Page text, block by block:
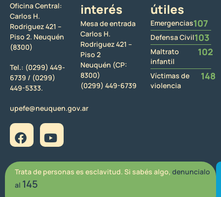
Oficina Central:
Carlos H.
Rodriguez 421 –
Piso 2. Neuquén
(8300)
Tel.: (0299) 449-
6739 / (0299)
449-5333.
upefe@neuquen.gov.ar
interés
Mesa de entrada
Carlos H.
Rodriguez 421 –
Piso 2
Neuquén (CP:
8300)
(0299) 449-6739
útiles
Emergencias107
Defensa Civil103
Maltrato
infantil
102
Víctimas de
violencia
148
Trata de personas es esclavitud. Si sabés algo, denuncialo
al 145